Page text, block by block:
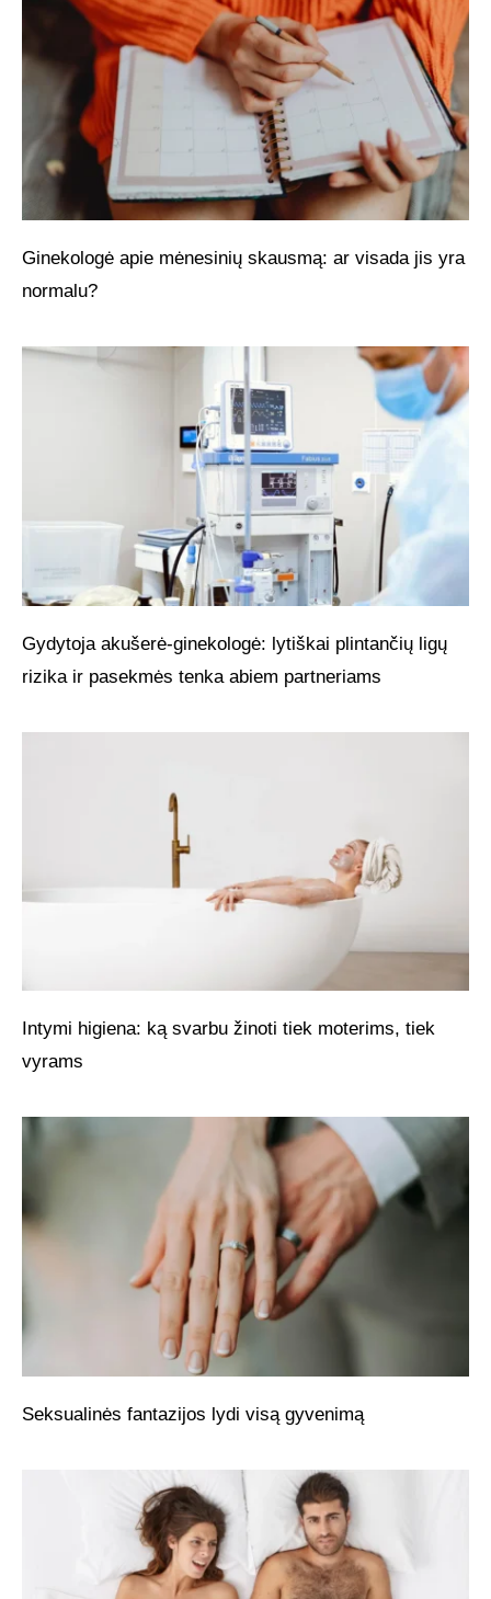
Ginekologė apie mėnesinių skausmą: ar visada jis yra
normalu?
Gydytoja akušerė-ginekologė: lytiškai plintančių ligų
rizika ir pasekmės tenka abiem partneriams
Intymi higiena: ką svarbu žinoti tiek moterims, tiek
vyrams
Seksualinės fantazijos lydi visą gyvenimą